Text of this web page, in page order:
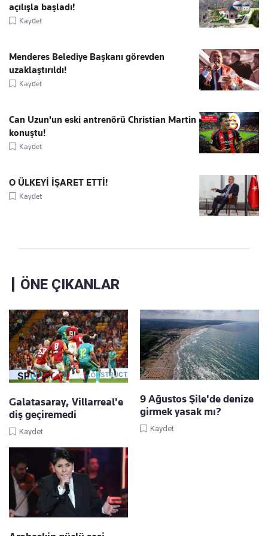
açılışla başladı!
Kaydet
Menderes Belediye Başkanı görevden
uzaklaştırıldı!
Kaydet
Can Uzun'un eski antrenörü Christian Martin
konuştu!
Kaydet
O ÜLKEYİ İŞARET ETTİ!
Kaydet
ÖNE ÇIKANLAR
Galatasaray, Villarreal'e
diş geçiremedi
Kaydet
9 Ağustos Şile'de denize
girmek yasak mı?
Kaydet